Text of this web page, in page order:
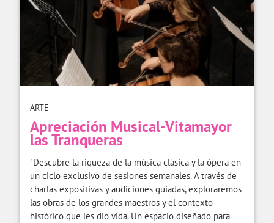
ARTE
Apreciación Musical-Vitamayor
las Tranqueras
"Descubre la riqueza de la música clásica y la ópera en
un ciclo exclusivo de sesiones semanales. A través de
charlas expositivas y audiciones guiadas, exploraremos
las obras de los grandes maestros y el contexto
histórico que les dio vida. Un espacio diseñado para